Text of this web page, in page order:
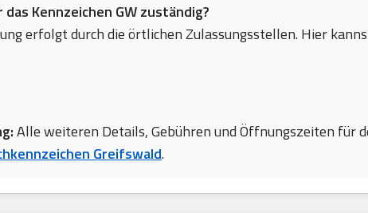
Kennzeichen GW zuständig?
erfolgt durch die örtlichen Zulassungsstellen. Hier
Alle weiteren Details, Gebühren und Öffnungszeiten für
Greifswald.